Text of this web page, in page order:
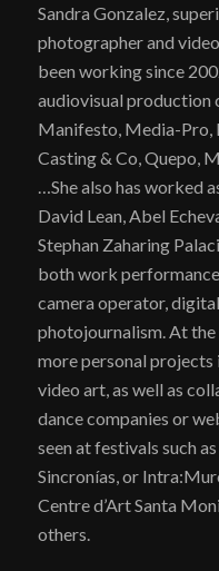
Sandra Gonzalez,
photographer and
been working since
audiovisual production
Manifesto, Media-Pro,
Casting & Co, Quepo,
…She also has worked
David Lean, Abel
Stephan Zaharing
both work
camera operator,
photojournalism. At the
more personal
video art, as well as
dance companies or
seen at festivals such
Sincronías, or
Centre d’Art Santa
others.